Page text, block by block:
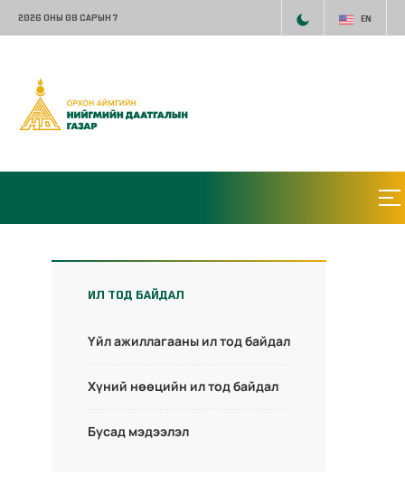
2026 ОНЫ 08 САРЫН 7 EN
ИЛ ТОД БАЙДАЛ
Үйл ажиллагааны ил тод байдал
Хүний нөөцийн ил тод байдал
Бусад мэдээлэл